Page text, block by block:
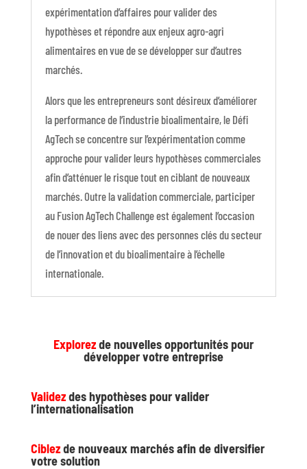
expérimentation d’affaires pour valider des
hypothèses et répondre aux enjeux agro-agri
alimentaires en vue de se développer sur d’autres
marchés.
Alors que les entrepreneurs sont désireux d’améliorer
la performance de l’industrie bioalimentaire, le Défi
AgTech se concentre sur l’expérimentation comme
approche pour valider leurs hypothèses commerciales
afin d’atténuer le risque tout en ciblant de nouveaux
marchés. Outre la validation commerciale, participer
au Fusion AgTech Challenge est également l’occasion
de nouer des liens avec des personnes clés du secteur
de l’innovation et du bioalimentaire à l’échelle
internationale.
Explorezde nouvelles opportunités pour
développer votre entreprise
Validezdes hypothèses pour valider
l’internationalisation
Ciblezde nouveaux marchés afin de diversifier
votre solution